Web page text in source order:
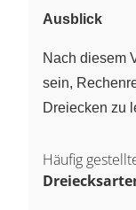
Ausblick
Nach diesem
sein,
Dreiecken zu
Häufig